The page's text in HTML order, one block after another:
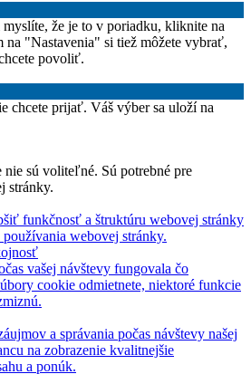
že je to v poriadku, kliknite na
"Nastavenia" si tiež môžete vybrať,
povoliť.
chcete prijať. Váš výber sa uloží na
nie sú voliteľné. Sú potrebné pre
stránky.
funkčnosť a štruktúru webovej stránky
používania webovej stránky.
vašej návštevy fungovala čo
cookie odmietnete, niektoré funkcie
a správania počas návštevy našej
na zobrazenie kvalitnejšie
a ponúk.